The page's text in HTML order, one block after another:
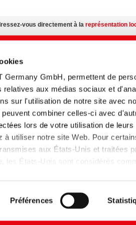
Germany GmbH, permettent de
relatives aux médias sociaux et
sur l'utilisation de notre site avec
combiner celles-ci avec
lors de votre utilisation de
à utiliser notre site Web. Pour
aux États-Unis et traitées
les États-Unis sont considérés
que la décision d'adéquation de la
donc.
Préférences
vous directement à la représentation
produits quel que soit votre situation
sur lecentre des médias
fonction du pays.
accéder ici aux fiches techniques et des
sécurité des produits.